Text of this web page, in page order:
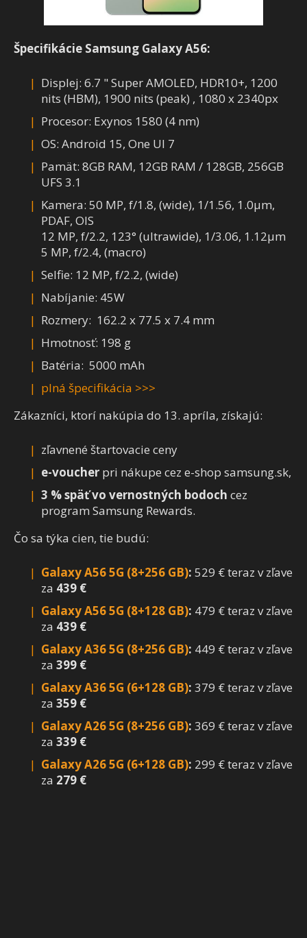
Špecifikácie Samsung Galaxy A56:
Displej: 6.7 " Super AMOLED, HDR10+, 1200
nits (HBM), 1900 nits (peak) , 1080 x 2340px
Procesor: Exynos 1580 (4 nm)
OS: Android 15, One UI 7
Pamät: 8GB RAM, 12GB RAM / 128GB, 256GB
UFS 3.1
Kamera: 50 MP, f/1.8, (wide), 1/1.56, 1.0µm,
PDAF, OIS
12 MP, f/2.2, 123° (ultrawide), 1/3.06, 1.12µm
5 MP, f/2.4, (macro)
Selfie: 12 MP, f/2.2, (wide)
Nabíjanie: 45W
Rozmery: 162.2 x 77.5 x 7.4 mm
Hmotnosť: 198 g
Batéria: 5000 mAh
plná špecifikácia >>>
Zákazníci, ktorí nakúpia do 13. apríla, získajú:
zľavnené štartovacie ceny
e-voucher pri nákupe cez e-shop samsung.sk,
3 % späť vo vernostných bodoch cez
program Samsung Rewards.
Čo sa týka cien, tie budú:
Galaxy A56 5G (8+256 GB): 529 € teraz v zľave
za 439 €
Galaxy A56 5G (8+128 GB): 479 € teraz v zľave
za 439 €
Galaxy A36 5G (8+256 GB): 449 € teraz v zľave
za 399 €
Galaxy A36 5G (6+128 GB): 379 € teraz v zľave
za 359 €
Galaxy A26 5G (8+256 GB): 369 € teraz v zľave
za 339 €
Galaxy A26 5G (6+128 GB): 299 € teraz v zľave
za 279 €